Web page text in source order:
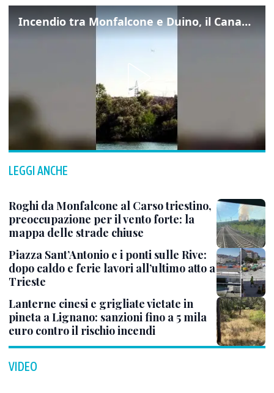
Incendio tra Monfalcone e Duino, il Canadair in azione per fermare le fiamme sul fronte dell’A4
LEGGI ANCHE
Roghi da Monfalcone al Carso triestino,
preoccupazione per il vento forte: la
mappa delle strade chiuse
Piazza Sant’Antonio e i ponti sulle Rive:
dopo caldo e ferie lavori all’ultimo atto a
Trieste
Lanterne cinesi e grigliate vietate in
pineta a Lignano: sanzioni fino a 5 mila
euro contro il rischio incendi
VIDEO